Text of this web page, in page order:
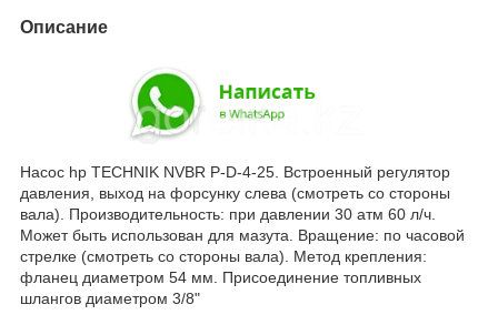
Описание
Насос hp TECHNIK NVBR P-D-4-25. Встроенный регулятор
давления, выход на форсунку слева (смотреть со стороны
вала). Производительность: при давлении 30 атм 60 л/ч.
Может быть использован для мазута. Вращение: по часовой
стрелке (смотреть со стороны вала). Метод крепления:
фланец диаметром 54 мм. Присоединение топливных
шлангов диаметром 3/8"